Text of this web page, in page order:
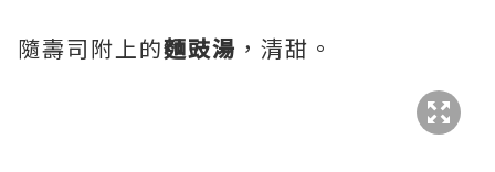
隨壽司附上的麵豉湯 ，清甜。